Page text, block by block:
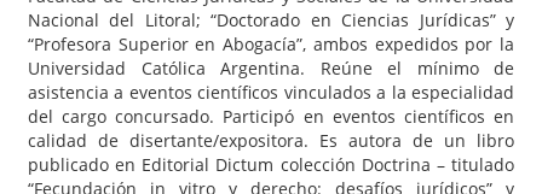
Nacional del Litoral; “Doctorado en Ciencias Jurídicas” y
“Profesora Superior en Abogacía”, ambos expedidos por la
Universidad Católica Argentina. Reúne el mínimo de
asistencia a eventos científicos vinculados a la especialidad
del cargo concursado. Participó en eventos científicos en
calidad de disertante/expositora. Es autora de un libro
publicado en Editorial Dictum colección Doctrina – titulado
“Fecundación in vitro y derecho: desafíos jurídicos” y